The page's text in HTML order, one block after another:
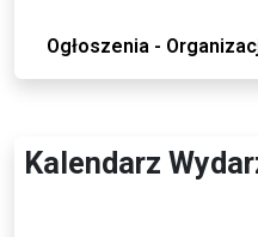
Ogłoszenia -
Kalendarz